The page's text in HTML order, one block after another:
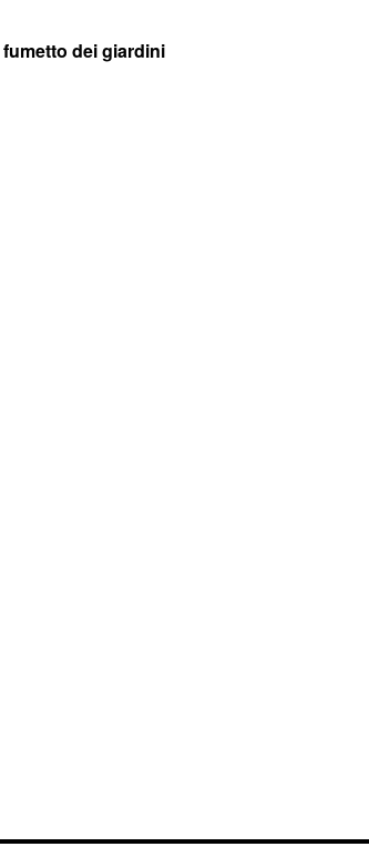
fumetto dei giardini